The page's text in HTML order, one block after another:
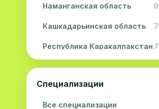
Наманганская область 9
Кашкадарьинская область 7
Республика Каракалпакстан 7
Навоийская область 5
Джизакская область
Сурхандарьинская область
Специализации
Все специализации